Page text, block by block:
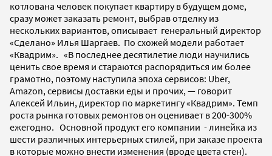
котлована человек покупает квартиру в будущем доме,
сразу может заказать ремонт, выбрав отделку из
нескольких вариантов, описывает генеральный директор
«Сделано» Илья Шаргаев. По схожей модели работает
«Квадрим». «В последнее десятилетие люди научились
ценить свое время и стараются распорядиться им более
грамотно, поэтому наступила эпоха сервисов: Uber,
Amazon, сервисы доставки еды и прочих, — говорит
Алексей Ильин, директор по маркетингу «Квадрим». Темп
роста рынка готовых ремонтов он оценивает в 200-300%
ежегодно. Основной продукт его компании - линейка из
шести различных интерьерных стилей, при заказе проекта
в которые можно внести изменения (вроде цвета стен).